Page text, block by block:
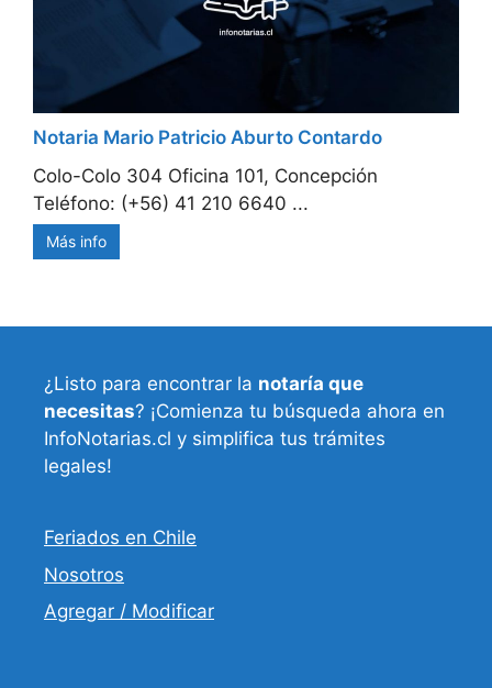
Notaria Mario Patricio Aburto Contardo
Colo-Colo 304 Oficina 101, Concepción
Teléfono: (+56) 41 210 6640 ...
Más info
¿Listo para encontrar la notaría que
necesitas? ¡Comienza tu búsqueda ahora en
InfoNotarias.cl y simplifica tus trámites
legales!
Feriados en Chile
Nosotros
Agregar / Modificar